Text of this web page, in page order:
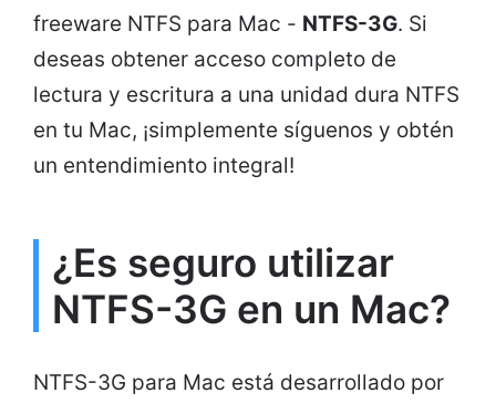
freeware NTFS para Mac - NTFS-3G. Si
deseas obtener acceso completo de
lectura y escritura a una unidad dura NTFS
en tu Mac, ¡simplemente síguenos y obtén
un entendimiento integral!
¿Es seguro utilizar
NTFS-3G en un Mac?
NTFS-3G para Mac está desarrollado por